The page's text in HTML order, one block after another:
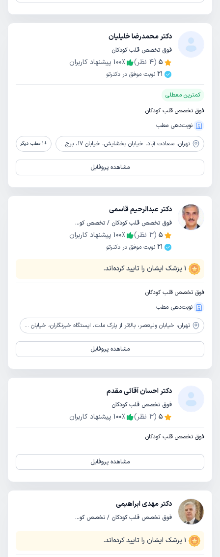
دکتر محمدرضا خلیلیان
فوق تخصص قلب کودکان
5
(
4 نظر) 100٪
پیشنهاد کاربران
21 نوبت موفق در دکترتو
کمترین معطلی
فوق تخصص قلب کودکان
نوبت‌دهی مطب
تهران، سعادت آباد، خیابان بخشایش، خیابان 17، برج عرفان، طبقه 7، واحد 704 +
1 مطب دیگر
مشاهده پروفایل
دکتر عبدالرحیم قاسمی
فوق تخصص قلب کودکان / تخصص کودکان و اطفال
5
(
3 نظر) 100٪
پیشنهاد کاربران
21 نوبت موفق در دکترتو
1 پزشک ایشان را تایید کرده‌اند.
فوق تخصص قلب کودکان
نوبت‌دهی مطب
تهران، خیابان ولیعصر، بالاتر از پارک ملت، ایستگاه خبرنگاران، خیابان فرامرز پایور، پلاک 46، واحد 1 شرقی
مشاهده پروفایل
دکتر احسان آقائی مقدم
فوق تخصص قلب کودکان
5
(
3 نظر) 100٪ پیشنهاد کاربران
فوق تخصص قلب کودکان
مشاهده پروفایل
دکتر مهدی ابراهیمی
فوق تخصص قلب کودکان / تخصص کودکان و اطفال
1 پزشک ایشان را تایید کرده‌اند.